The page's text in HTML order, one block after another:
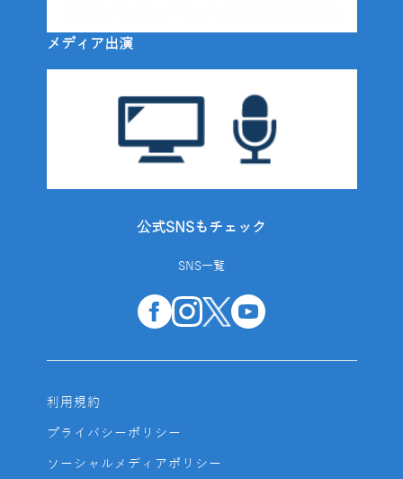
メディア出演
公式SNSもチェック
SNS一覧
利用規約
プライバシーポリシー
ソーシャルメディアポリシー